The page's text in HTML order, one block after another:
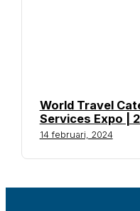
World Travel
Services Expo |
14 februari, 2024